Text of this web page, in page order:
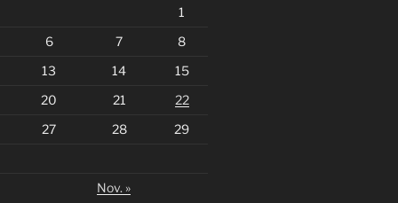
1
6
7
8
13
14
15
20
21
22
27
28 29
Nov. »